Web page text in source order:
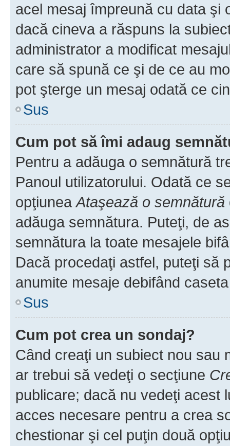
acel mesaj împreună cu data şi
dacă cineva a răspuns la
administrator a modificat
care să spună ce şi de ce au
pot şterge un mesaj odată ce
Sus
Cum pot să îmi adaug
Pentru a adăuga o semnătură
Panoul utilizatorului. Odată ce
opţiuneaAtaşează o semnătură
adăuga semnătura. Puteţi, de
semnătura la toate mesajele
Dacă procedaţi astfel, puteţi să
anumite mesaje debifând
Sus
Cum pot crea un sondaj?
Când creaţi un subiect nou sau
ar trebui să vedeţi o secţiune
publicare; dacă nu vedeţi acest
acces necesare pentru a crea
chestionar şi cel puţin două